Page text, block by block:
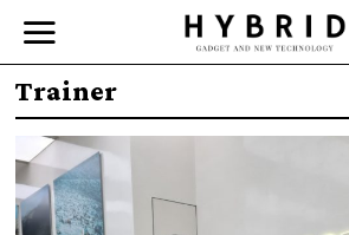
Trainer